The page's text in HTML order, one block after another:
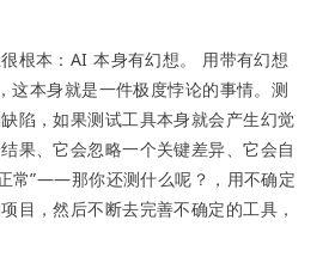
根本：AI 本身有幻想。 用带有幻想
这本身就是一件极度悖论的事情。测
陷，如果测试工具本身就会产生幻觉
果、它会忽略一个关键差异、它会自
常”——那你还测什么呢？，用不确定
目，然后不断去完善不确定的工具，